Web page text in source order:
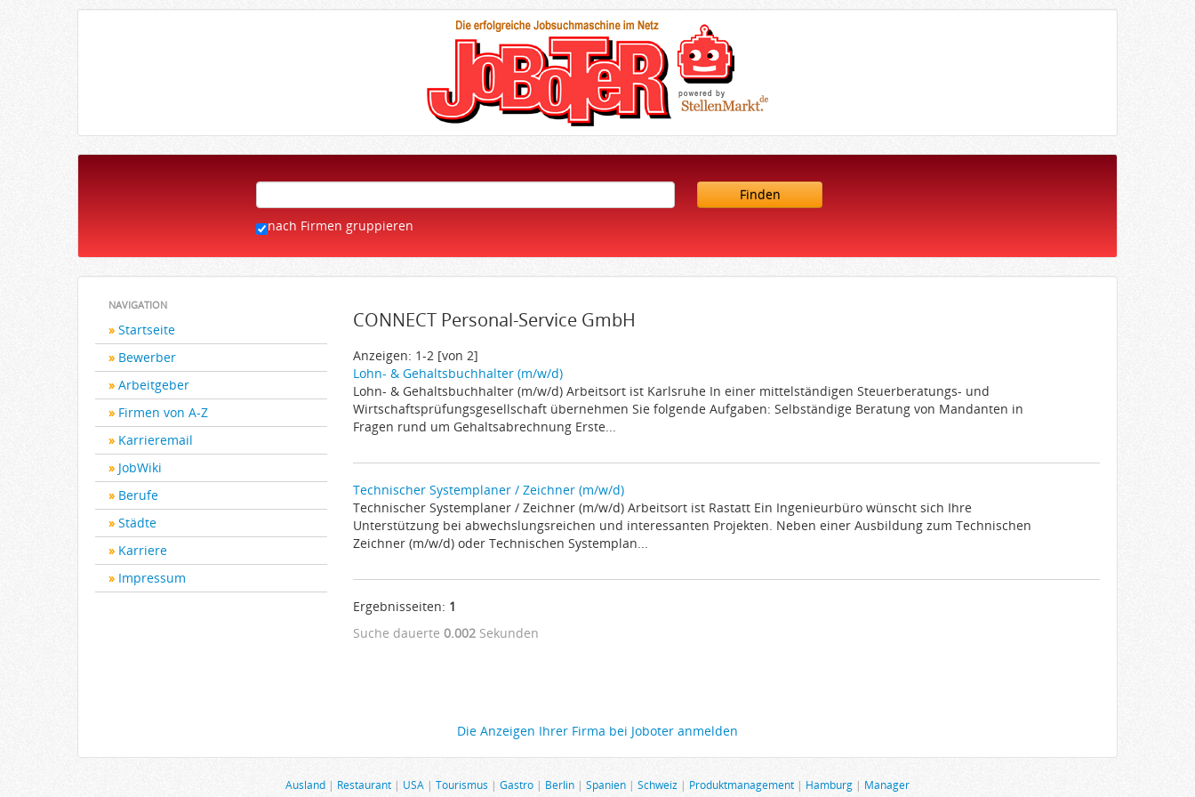
Finden
nach Firmen gruppieren
NAVIGATION
Startseite
Bewerber
Arbeitgeber
Firmen von A-Z
Karrieremail
JobWiki
Berufe
Städte
Karriere
Impressum
CONNECT Personal-Service GmbH
Anzeigen: 1-2 [von 2]
Lohn- & Gehaltsbuchhalter (m/w/d)
Lohn- & Gehaltsbuchhalter (m/w/d) Arbeitsort ist Karlsruhe In einer mittelständigen Steuerberatungs- und
Wirtschaftsprüfungsgesellschaft übernehmen Sie folgende Aufgaben: Selbständige Beratung von Mandanten in
Fragen rund um Gehaltsabrechnung Erste...
Technischer Systemplaner / Zeichner (m/w/d)
Technischer Systemplaner / Zeichner (m/w/d) Arbeitsort ist Rastatt Ein Ingenieurbüro wünscht sich Ihre
Unterstützung bei abwechslungsreichen und interessanten Projekten. Neben einer Ausbildung zum Technischen
Zeichner (m/w/d) oder Technischen Systemplan...
Ergebnisseiten: 1
Suche dauerte 0.002Sekunden
Die Anzeigen Ihrer Firma bei Joboter anmelden
Ausland | Restaurant | USA | Tourismus | Gastro | Berlin | Spanien | Schweiz | Produktmanagement | Hamburg | Manager